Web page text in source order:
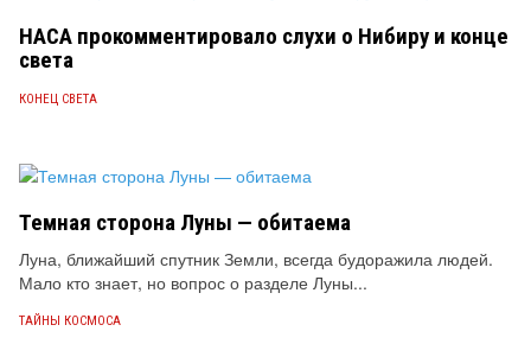
НАСА прокомментировало слухи о Нибиру и конце
света
КОНЕЦ СВЕТА
Темная сторона Луны — обитаема
Луна, ближайший спутник Земли, всегда будоражила людей.
Мало кто знает, но вопрос о разделе Луны...
ТАЙНЫ КОСМОСА